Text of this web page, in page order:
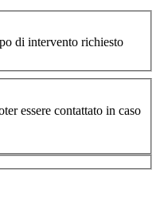
di intervento richiesto
essere contattato in caso